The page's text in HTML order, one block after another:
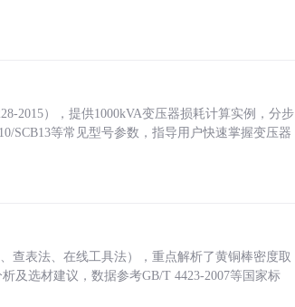
2015），提供1000kVA变压器损耗计算实例，分步
SCB13等常见型号参数，指导用户快速掌握变压器
查表法、在线工具法），重点解析了黄铜棒密度取
及选材建议，数据参考GB/T 4423-2007等国家标